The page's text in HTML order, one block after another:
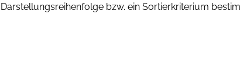
Darstellungsreihenfolge bzw. ein Sortierkriterium